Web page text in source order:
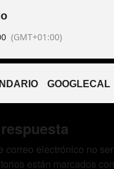
(GMT+01:00)
GOOGLECAL
correo electrónico no
están marcados con